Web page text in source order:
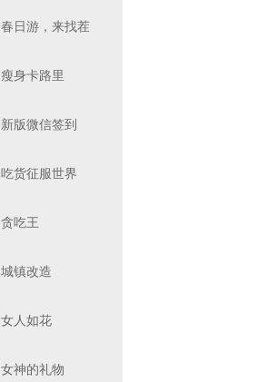
春日游，来找茬
瘦身卡路里
新版微信签到
吃货征服世界
贪吃王
城镇改造
女人如花
女神的礼物